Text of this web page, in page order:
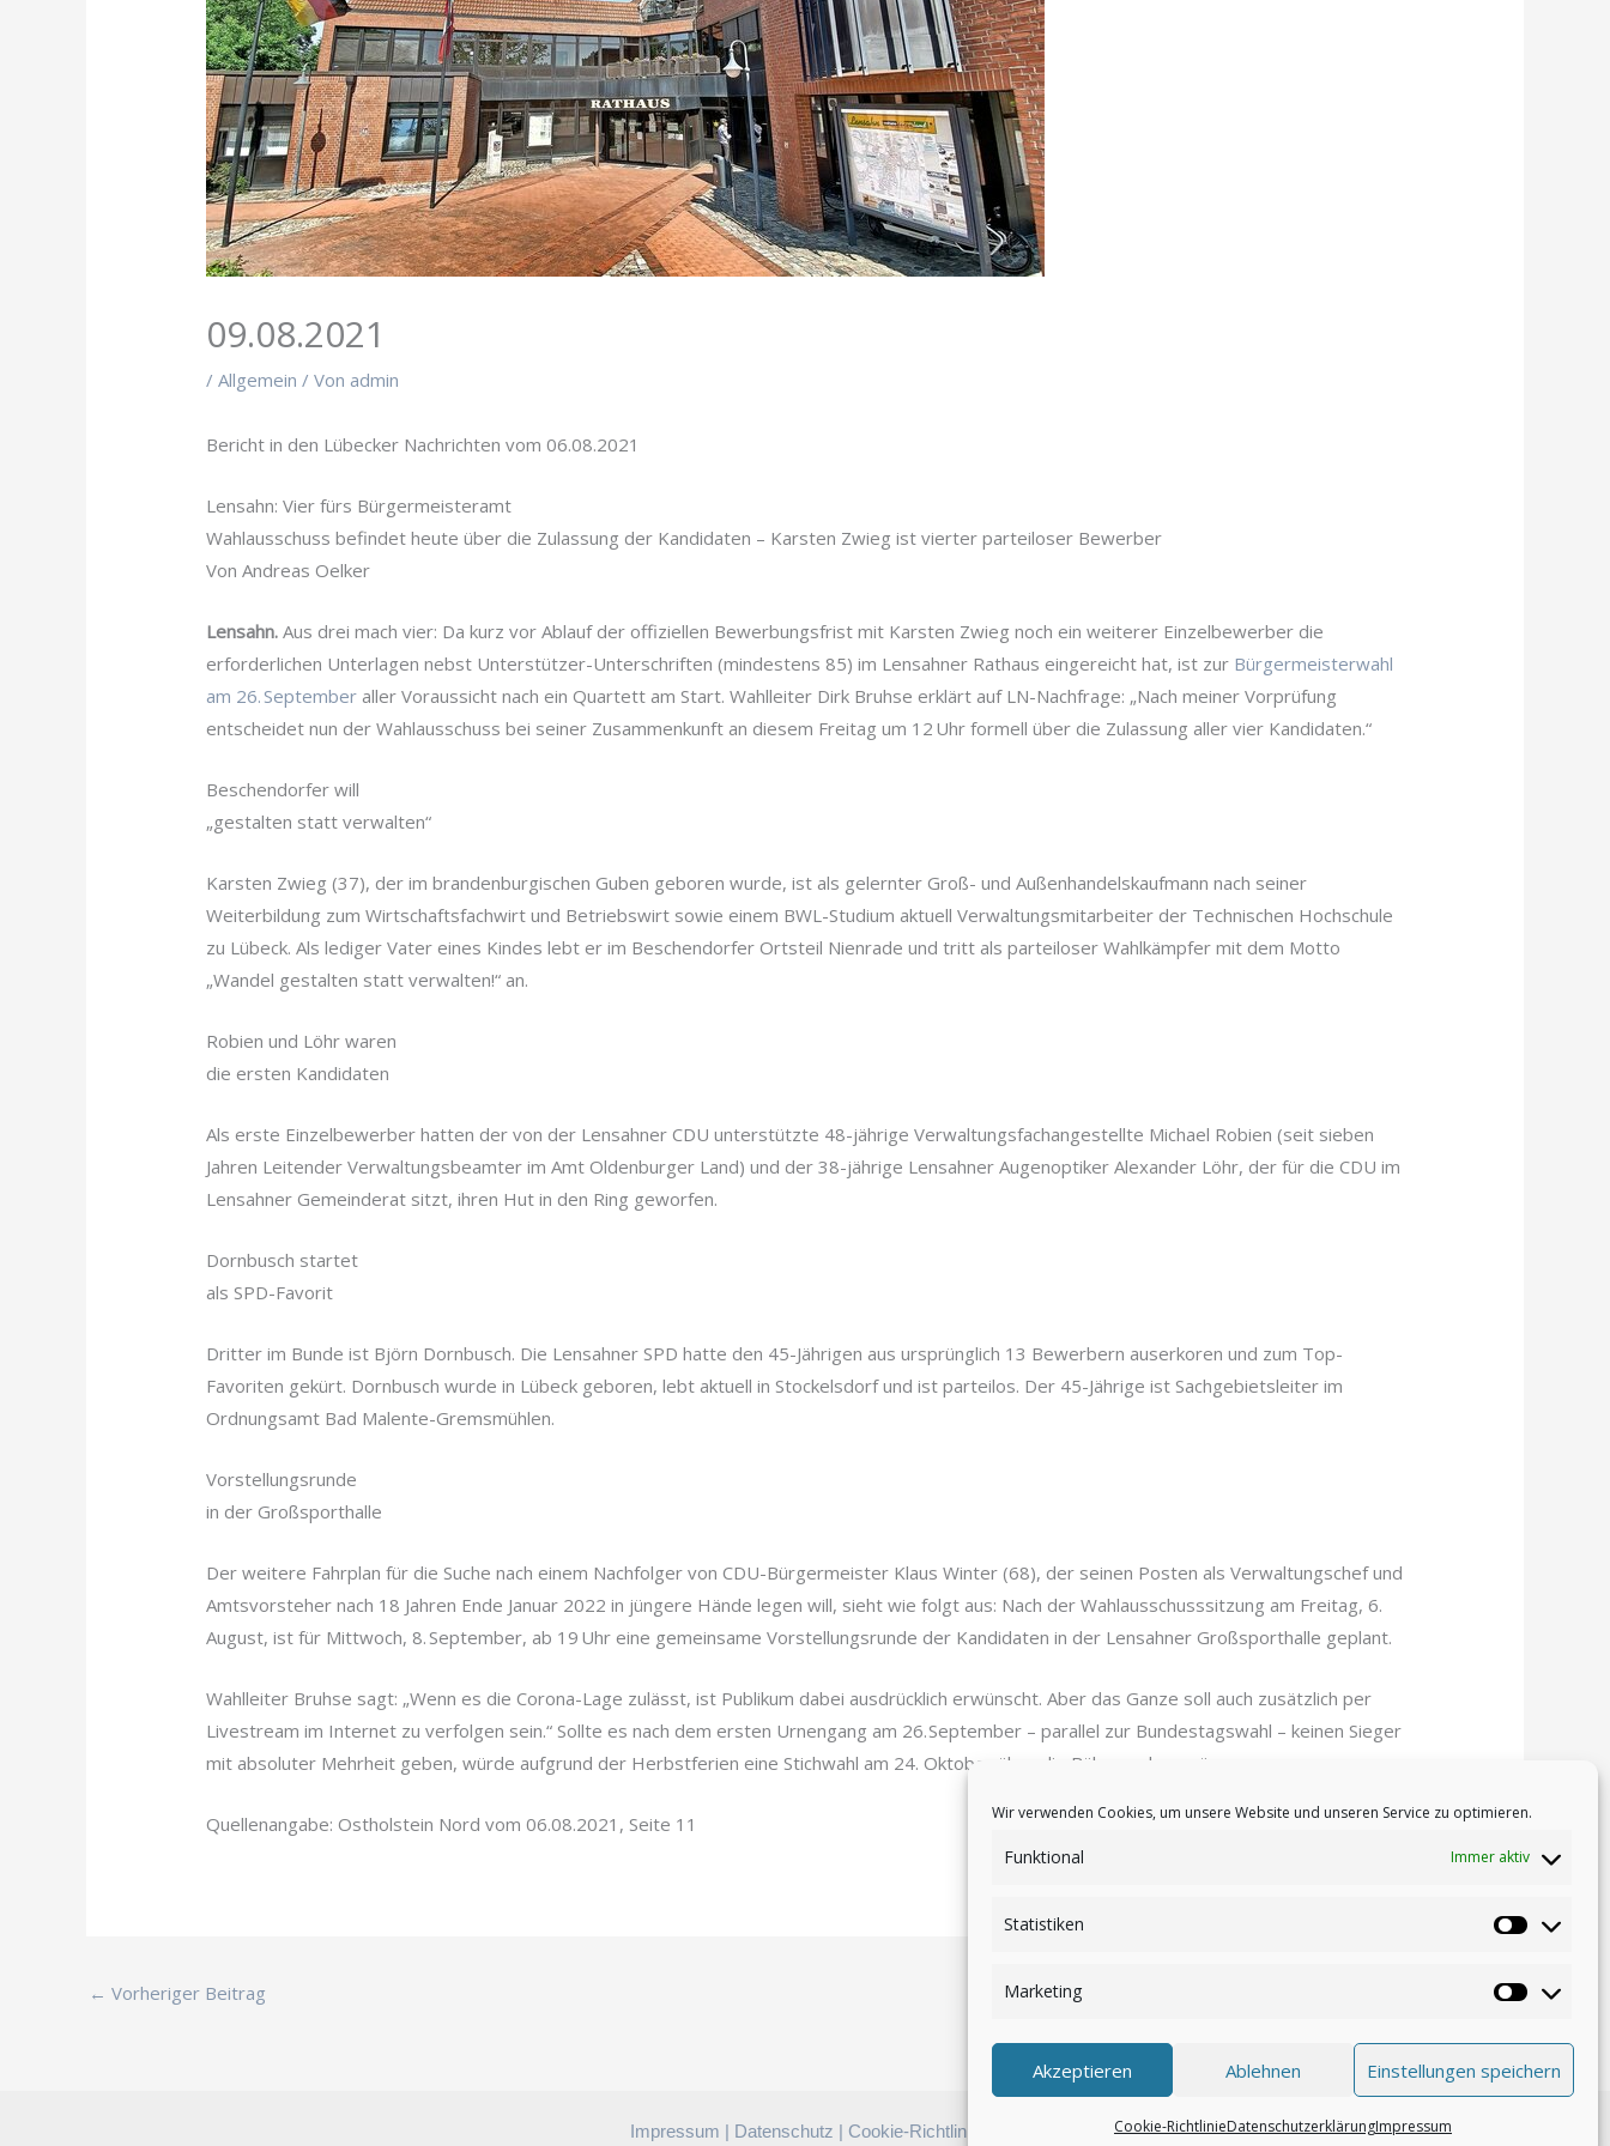
Wir verwenden Cookies, um unsere Website und unseren Service zu optimieren.
Funktional Immer aktiv
Statistiken
Marketing
Marketing
Akzeptieren Ablehnen Einstellungen speichern
Cookie-RichtlinieDatenschutzerklärungImpressum
09.08.2021
/Allgemein / Von admin
Bericht in den Lübecker Nachrichten vom 06.08.2021
Lensahn: Vier fürs Bürgermeisteramt
Wahlausschuss befindet heute über die Zulassung der Kandidaten – Karsten Zwieg ist vierter parteiloser Bewerber
Von Andreas Oelker
Lensahn.Aus drei mach vier: Da kurz vor Ablauf der offiziellen Bewerbungsfrist mit Karsten Zwieg noch ein weiterer Einzelbewerber die
erforderlichen Unterlagen nebst Unterstützer-Unterschriften (mindestens 85) im Lensahner Rathaus eingereicht hat, ist zur Bürgermeisterwahl
am 26. September aller Voraussicht nach ein Quartett am Start. Wahlleiter Dirk Bruhse erklärt auf LN-Nachfrage: „Nach meiner Vorprüfung
entscheidet nun der Wahlausschuss bei seiner Zusammenkunft an diesem Freitag um 12 Uhr formell über die Zulassung aller vier Kandidaten.“
Beschendorfer will
„gestalten statt verwalten“
Karsten Zwieg (37), der im brandenburgischen Guben geboren wurde, ist als gelernter Groß- und Außenhandelskaufmann nach seiner
Weiterbildung zum Wirtschaftsfachwirt und Betriebswirt sowie einem BWL-Studium aktuell Verwaltungsmitarbeiter der Technischen Hochschule
zu Lübeck. Als lediger Vater eines Kindes lebt er im Beschendorfer Ortsteil Nienrade und tritt als parteiloser Wahlkämpfer mit dem Motto
„Wandel gestalten statt verwalten!“ an.
Robien und Löhr waren
die ersten Kandidaten
Als erste Einzelbewerber hatten der von der Lensahner CDU unterstützte 48-jährige Verwaltungsfachangestellte Michael Robien (seit sieben
Jahren Leitender Verwaltungsbeamter im Amt Oldenburger Land) und der 38-jährige Lensahner Augenoptiker Alexander Löhr, der für die CDU im
Lensahner Gemeinderat sitzt, ihren Hut in den Ring geworfen.
Dornbusch startet
als SPD-Favorit
Dritter im Bunde ist Björn Dornbusch. Die Lensahner SPD hatte den 45-Jährigen aus ursprünglich 13 Bewerbern auserkoren und zum Top-
Favoriten gekürt. Dornbusch wurde in Lübeck geboren, lebt aktuell in Stockelsdorf und ist parteilos. Der 45-Jährige ist Sachgebietsleiter im
Ordnungsamt Bad Malente-Gremsmühlen.
Vorstellungsrunde
in der Großsporthalle
Der weitere Fahrplan für die Suche nach einem Nachfolger von CDU-Bürgermeister Klaus Winter (68), der seinen Posten als Verwaltungschef und
Amtsvorsteher nach 18 Jahren Ende Januar 2022 in jüngere Hände legen will, sieht wie folgt aus: Nach der Wahlausschusssitzung am Freitag, 6.
August, ist für Mittwoch, 8. September, ab 19 Uhr eine gemeinsame Vorstellungsrunde der Kandidaten in der Lensahner Großsporthalle geplant.
Wahlleiter Bruhse sagt: „Wenn es die Corona-Lage zulässt, ist Publikum dabei ausdrücklich erwünscht. Aber das Ganze soll auch zusätzlich per
Livestream im Internet zu verfolgen sein.“ Sollte es nach dem ersten Urnengang am 26. September – parallel zur Bundestagswahl – keinen Sieger
mit absoluter Mehrheit geben, würde aufgrund der Herbstferien eine Stichwahl am 24. Oktober über die Bühne gehen müssen.
Quellenangabe: Ostholstein Nord vom 06.08.2021, Seite 11
← Vorheriger Beitrag Nächster Beitrag→
Impressum | Datenschutz | Cookie-Richtlinie